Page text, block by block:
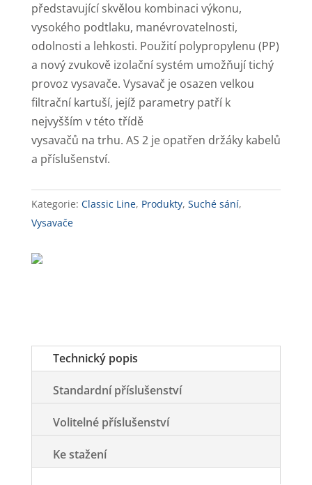
představující skvělou kombinaci výkonu,
vysokého podtlaku, manévrovatelnosti,
odolnosti a lehkosti. Použití polypropylenu (PP)
a nový zvukově izolační systém umožňují tichý
provoz vysavače. Vysavač je osazen velkou
filtrační kartuší, jejíž parametry patří k
nejvyšším v této třídě
vysavačů na trhu. AS 2 je opatřen držáky kabelů
a příslušenství.
Kategorie: Classic Line, Produkty, Suché sání,
Vysavače
Technický popis
Standardní příslušenství
Volitelné příslušenství
Ke stažení